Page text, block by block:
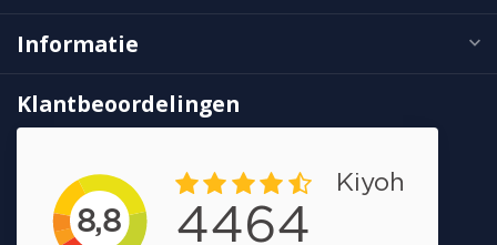
Informatie
Klantbeoordelingen